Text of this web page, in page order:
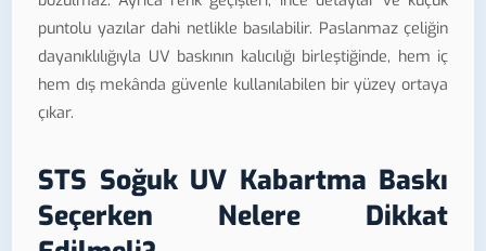
puntolu yazılar dahi netlikle basılabilir. Paslanmaz çeliğin
dayanıklılığıyla UV baskının kalıcılığı birleştiğinde, hem iç
hem dış mekânda güvenle kullanılabilen bir yüzey ortaya
çıkar.
STS Soğuk UV Kabartma Baskı
Seçerken Nelere Dikkat